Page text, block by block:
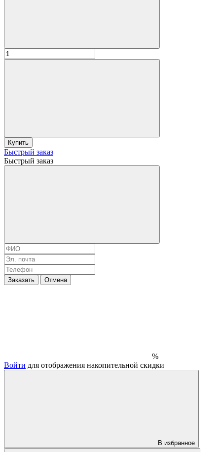
Купить
Быстрый заказ
Быстрый заказ
Заказать Отмена
%
Войти для отображения накопительной скидки
В избранное